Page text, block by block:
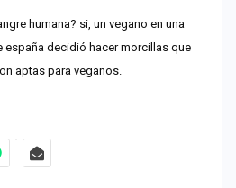
humana? si, un vegano en una
españa decidió hacer morcillas que
aptas para veganos.